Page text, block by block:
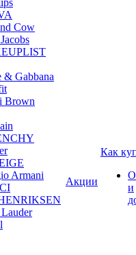
Cow
& Gabbana
Brown
Armani
Lauder
Акции
Как
и